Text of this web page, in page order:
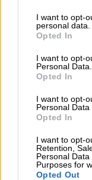
not limited to your
grant or deny
use your data for
consent section.
I want to opt-
personal data.
Opted In
I want to opt-
Personal Data.
Opted In
I want to opt-
Personal Data
Opted In
I want to opt-
Retention,
Personal
Purposes for
Opted Out
Θέατρο|
Από τη
την Άλκη Ζέη